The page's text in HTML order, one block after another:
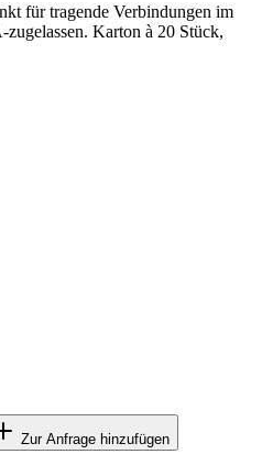
für tragende Verbindungen im
Karton à 20 Stück,
Zur Anfrage hinzufügen